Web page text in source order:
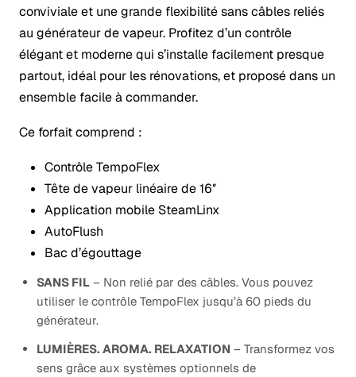
conviviale et une grande flexibilité sans câbles reliés
au générateur de vapeur. Profitez d’un contrôle
élégant et moderne qui s’installe facilement presque
partout, idéal pour les rénovations, et proposé dans un
ensemble facile à commander.
Ce forfait comprend :
Contrôle TempoFlex
Tête de vapeur linéaire de 16″
Application mobile SteamLinx
AutoFlush
Bac d’égouttage
SANS FIL – Non relié par des câbles. Vous pouvez
utiliser le contrôle TempoFlex jusqu’à 60 pieds du
générateur.
LUMIÈRES. AROMA. RELAXATION – Transformez vos
sens grâce aux systèmes optionnels de